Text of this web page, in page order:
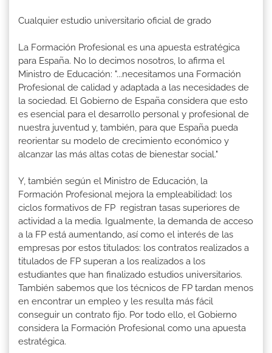
Cualquier estudio universitario oficial de grado
La Formación Profesional es una apuesta estratégica
para España. No lo decimos nosotros, lo afirma el
Ministro de Educación: "...necesitamos una Formación
Profesional de calidad y adaptada a las necesidades de
la sociedad. El Gobierno de España considera que esto
es esencial para el desarrollo personal y profesional de
nuestra juventud y, también, para que España pueda
reorientar su modelo de crecimiento económico y
alcanzar las más altas cotas de bienestar social."
Y, también según el Ministro de Educación, la
Formación Profesional mejora la empleabilidad: los
ciclos formativos de FP registran tasas superiores de
actividad a la media. Igualmente, la demanda de acceso
a la FP está aumentando, así como el interés de las
empresas por estos titulados: los contratos realizados a
titulados de FP superan a los realizados a los
estudiantes que han finalizado estudios universitarios.
También sabemos que los técnicos de FP tardan menos
en encontrar un empleo y les resulta más fácil
conseguir un contrato fijo. Por todo ello, el Gobierno
considera la Formación Profesional como una apuesta
estratégica.